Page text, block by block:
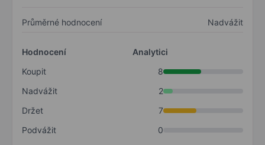
Průměrné hodnocení Nadvážit
Hodnocení
Analytici
Koupit
8
Nadvážit
2
Držet
7
Podvážit
0